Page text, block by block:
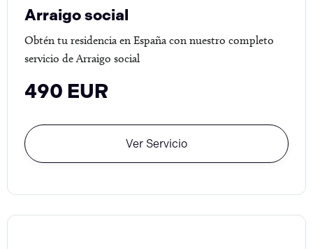
Arraigo social
Obtén tu residencia en España con nuestro completo
servicio de Arraigo social
490 EUR
Ver Servicio